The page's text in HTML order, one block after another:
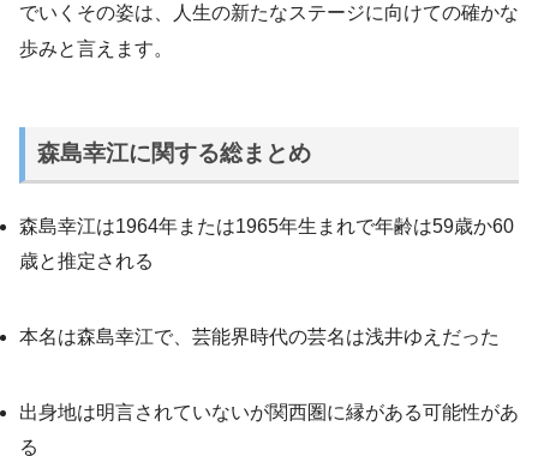
でいくその姿は、人生の新たなステージに向けての確かな
歩みと言えます。
森島幸江に関する総まとめ
森島幸江は1964年または1965年生まれで年齢は59歳か60
歳と推定される
本名は森島幸江で、芸能界時代の芸名は浅井ゆえだった
出身地は明言されていないが関西圏に縁がある可能性があ
る